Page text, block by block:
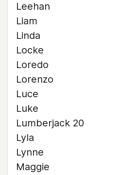
Leehan
Liam
Linda
Locke
Loredo
Lorenzo
Luce
Luke
Lumberjack 20
Lyla
Lynne
Maggie